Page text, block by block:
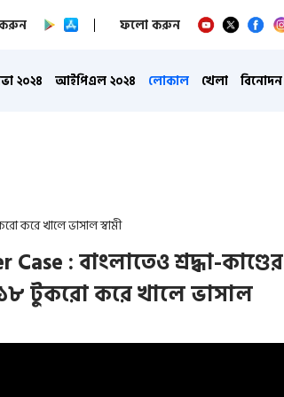
ফলো করুন
২০২৪ আইপিএল ২০২৪ লোকাল খেলা বিনোদন
করে খালে ভাসাল স্বামী
: বাংলাতেও শ্রদ্ধা-কাণ্ডের
১৮ টুকরো করে খালে ভাসাল